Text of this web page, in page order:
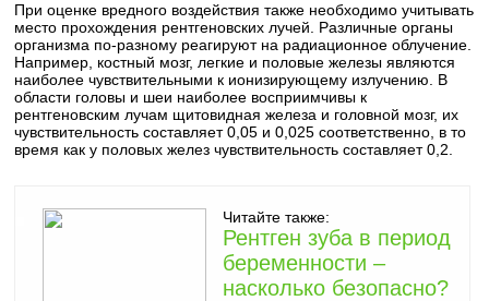
При оценке вредного воздействия также необходимо учитывать
место прохождения рентгеновских лучей. Различные органы
организма по-разному реагируют на радиационное облучение.
Например, костный мозг, легкие и половые железы являются
наиболее чувствительными к ионизирующему излучению. В
области головы и шеи наиболее восприимчивы к
рентгеновским лучам щитовидная железа и головной мозг, их
чувствительность составляет 0,05 и 0,025 соответственно, в то
время как у половых желез чувствительность составляет 0,2.
Читайте также:
Рентген зуба в период
беременности –
насколько безопасно?